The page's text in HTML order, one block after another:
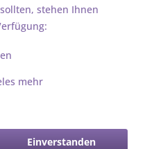
stehen Ihnen
mehr
Einverstanden